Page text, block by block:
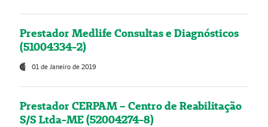
Prestador Medlife Consultas e Diagnósticos
(51004334-2)
01 de Janeiro de 2019
Prestador CERPAM – Centro de Reabilitação
S/S Ltda-ME (52004274-8)